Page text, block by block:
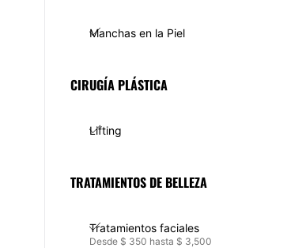
Manchas en la Piel
CIRUGÍA PLÁSTICA
Lifting
TRATAMIENTOS DE BELLEZA
Tratamientos faciales
Desde $ 350 hasta $ 3,500